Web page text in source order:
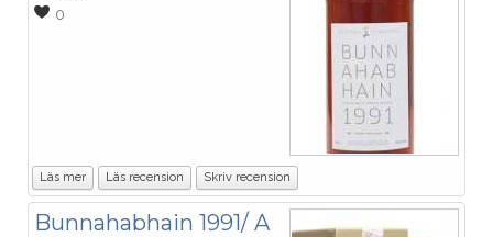
0
Läs mer Läs recension Skriv recension
Bunnahabhain 1991/ A